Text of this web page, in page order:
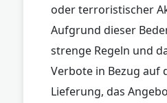
oder terroristischer
Aufgrund dieser
strenge Regeln und
Verbote in Bezug auf
Lieferung, das